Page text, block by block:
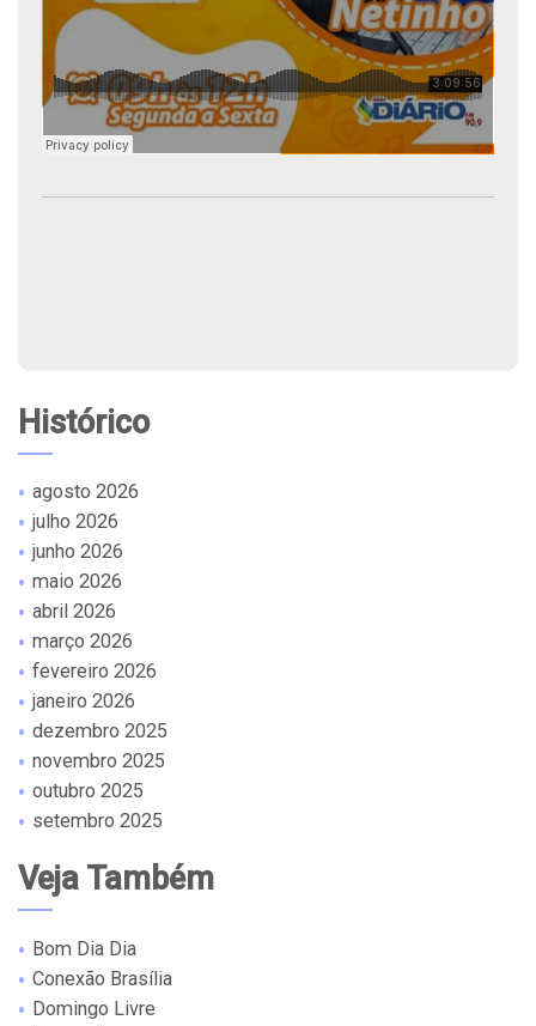
Histórico
agosto 2026
julho 2026
junho 2026
maio 2026
abril 2026
março 2026
fevereiro 2026
janeiro 2026
dezembro 2025
novembro 2025
outubro 2025
setembro 2025
Veja Também
Bom Dia Dia
Conexão Brasília
Domingo Livre